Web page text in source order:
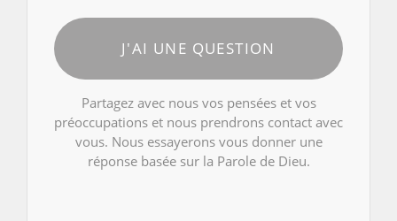
J'AI UNE QUESTION
Partagez avec nous vos pensées et vos
préoccupations et nous prendrons contact avec
vous. Nous essayerons vous donner une
réponse basée sur la Parole de Dieu.